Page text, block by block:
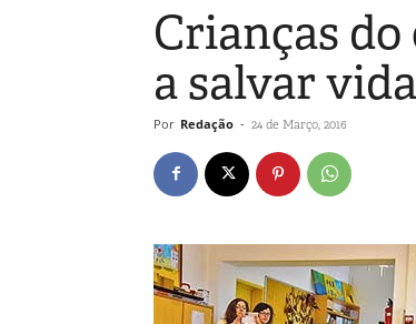
Crianças
a salvar
Por Redação - 24 de Março, 2016